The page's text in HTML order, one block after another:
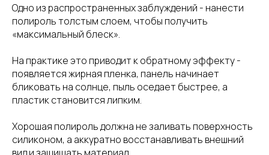
Одно из распространенных заблуждений - нанести
полироль толстым слоем, чтобы получить
«максимальный блеск».
На практике это приводит к обратному эффекту -
появляется жирная пленка, панель начинает
бликовать на солнце, пыль оседает быстрее, а
пластик становится липким.
Хорошая полироль должна не заливать поверхность
силиконом, а аккуратно восстанавливать внешний
вид и защищать материал.